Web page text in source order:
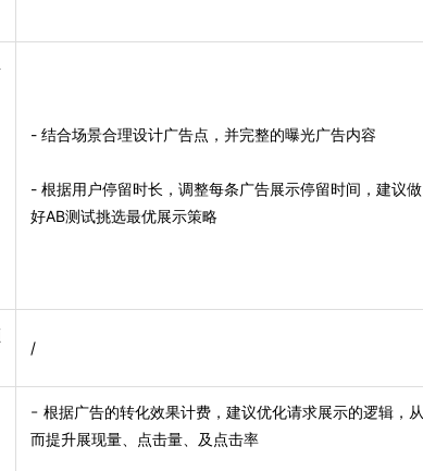
- 结合场景合理设计广告点，并完整的曝光广告内容
- 根据用户停留时长，调整每条广告展示停留时间，建议做
好AB测试挑选最优展示策略
/
- 根据广告的转化效果计费，建议优化请求展示的逻辑，从
而提升展现量、点击量、及点击率